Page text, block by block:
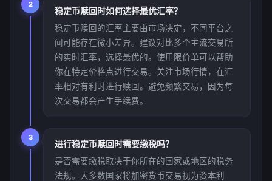
2
稳定币赎回时如何选择最优汇率？
稳定币赎回的汇率主要由市场决定，不同平台之
间可能存在微小差异。建议对比多个主流交易所
的实时汇率，选择最优的。使用限价单可以帮助
你在特定价格点进行交易。关注市场行情，在汇
率相对有利时进行赎回。避免频繁交易，因为每
次交易都会产生手续费。
3
进行稳定币赎回时需要缴税吗？
是否需要缴税取决于你所在的国家或地区的税务
法规。大多数国家将加密货币交易视为资本利